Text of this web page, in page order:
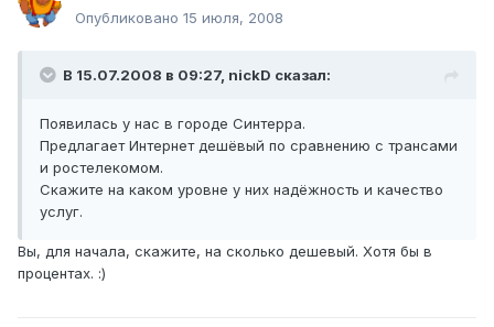
Опубликовано 15 июля, 2008
В 15.07.2008 в 09:27, nickD сказал:
Появилась у нас в городе Синтерра.
Предлагает Интернет дешёвый по сравнению с трансами
и ростелекомом.
Скажите на каком уровне у них надёжность и качество
услуг.
Вы, для начала, скажите, на сколько дешевый. Хотя бы в
процентах. :)